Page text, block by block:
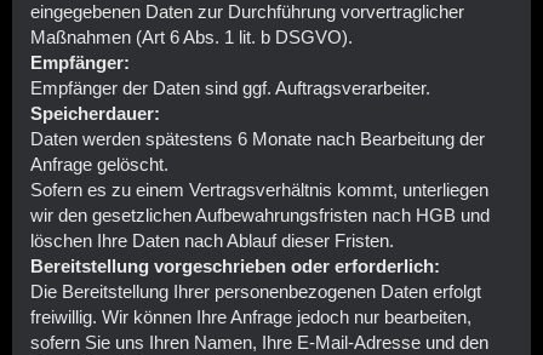
eingegebenen Daten zur Durchführung vorvertraglicher
Maßnahmen (Art 6 Abs. 1 lit. b DSGVO).
Empfänger:
Empfänger der Daten sind ggf. Auftragsverarbeiter.
Speicherdauer:
Daten werden spätestens 6 Monate nach Bearbeitung der
Anfrage gelöscht.
Sofern es zu einem Vertragsverhältnis kommt, unterliegen
wir den gesetzlichen Aufbewahrungsfristen nach HGB und
löschen Ihre Daten nach Ablauf dieser Fristen.
Bereitstellung vorgeschrieben oder erforderlich:
Die Bereitstellung Ihrer personenbezogenen Daten erfolgt
freiwillig. Wir können Ihre Anfrage jedoch nur bearbeiten,
sofern Sie uns Ihren Namen, Ihre E-Mail-Adresse und den